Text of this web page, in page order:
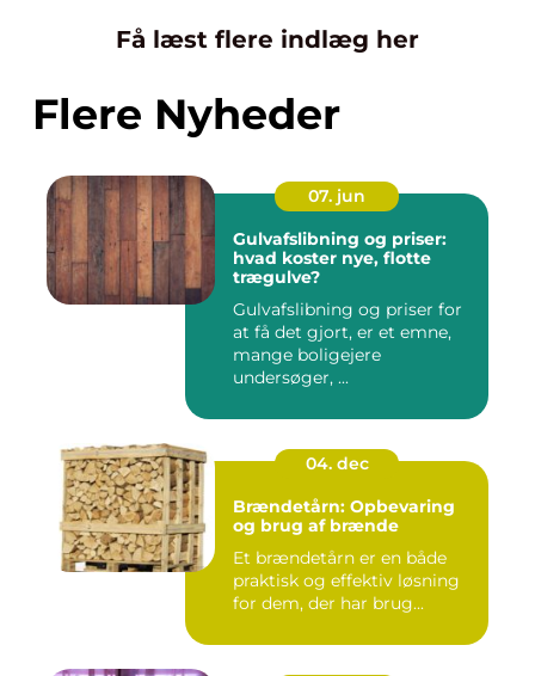
Få læst flere indlæg her
Flere Nyheder
07. jun
Gulvafslibning og priser:
hvad koster nye, flotte
trægulve?
Gulvafslibning og priser for
at få det gjort, er et emne,
mange boligejere
undersøger, ...
04. dec
Brændetårn: Opbevaring
og brug af brænde
Et brændetårn er en både
praktisk og effektiv løsning
for dem, der har brug...